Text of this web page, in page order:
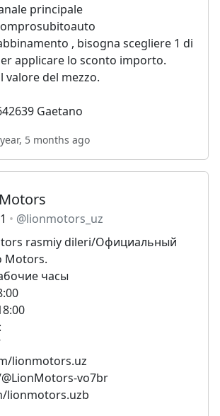
principale
, bisogna scegliere 1 di
applicare lo sconto importo.
valore del mezzo.
Gaetano
5 months ago
@lionmotors_uz
rasmiy dileri/Официальный
Motors.
часы
lionmotors.uz
vo7br
lionmotors.uzb